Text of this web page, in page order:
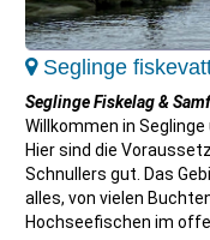
Seglinge
Seglinge Fiskelag &
Willkommen in
Hier sind die
Schnullers gut. Das
alles, von vielen
Hochseefischen im